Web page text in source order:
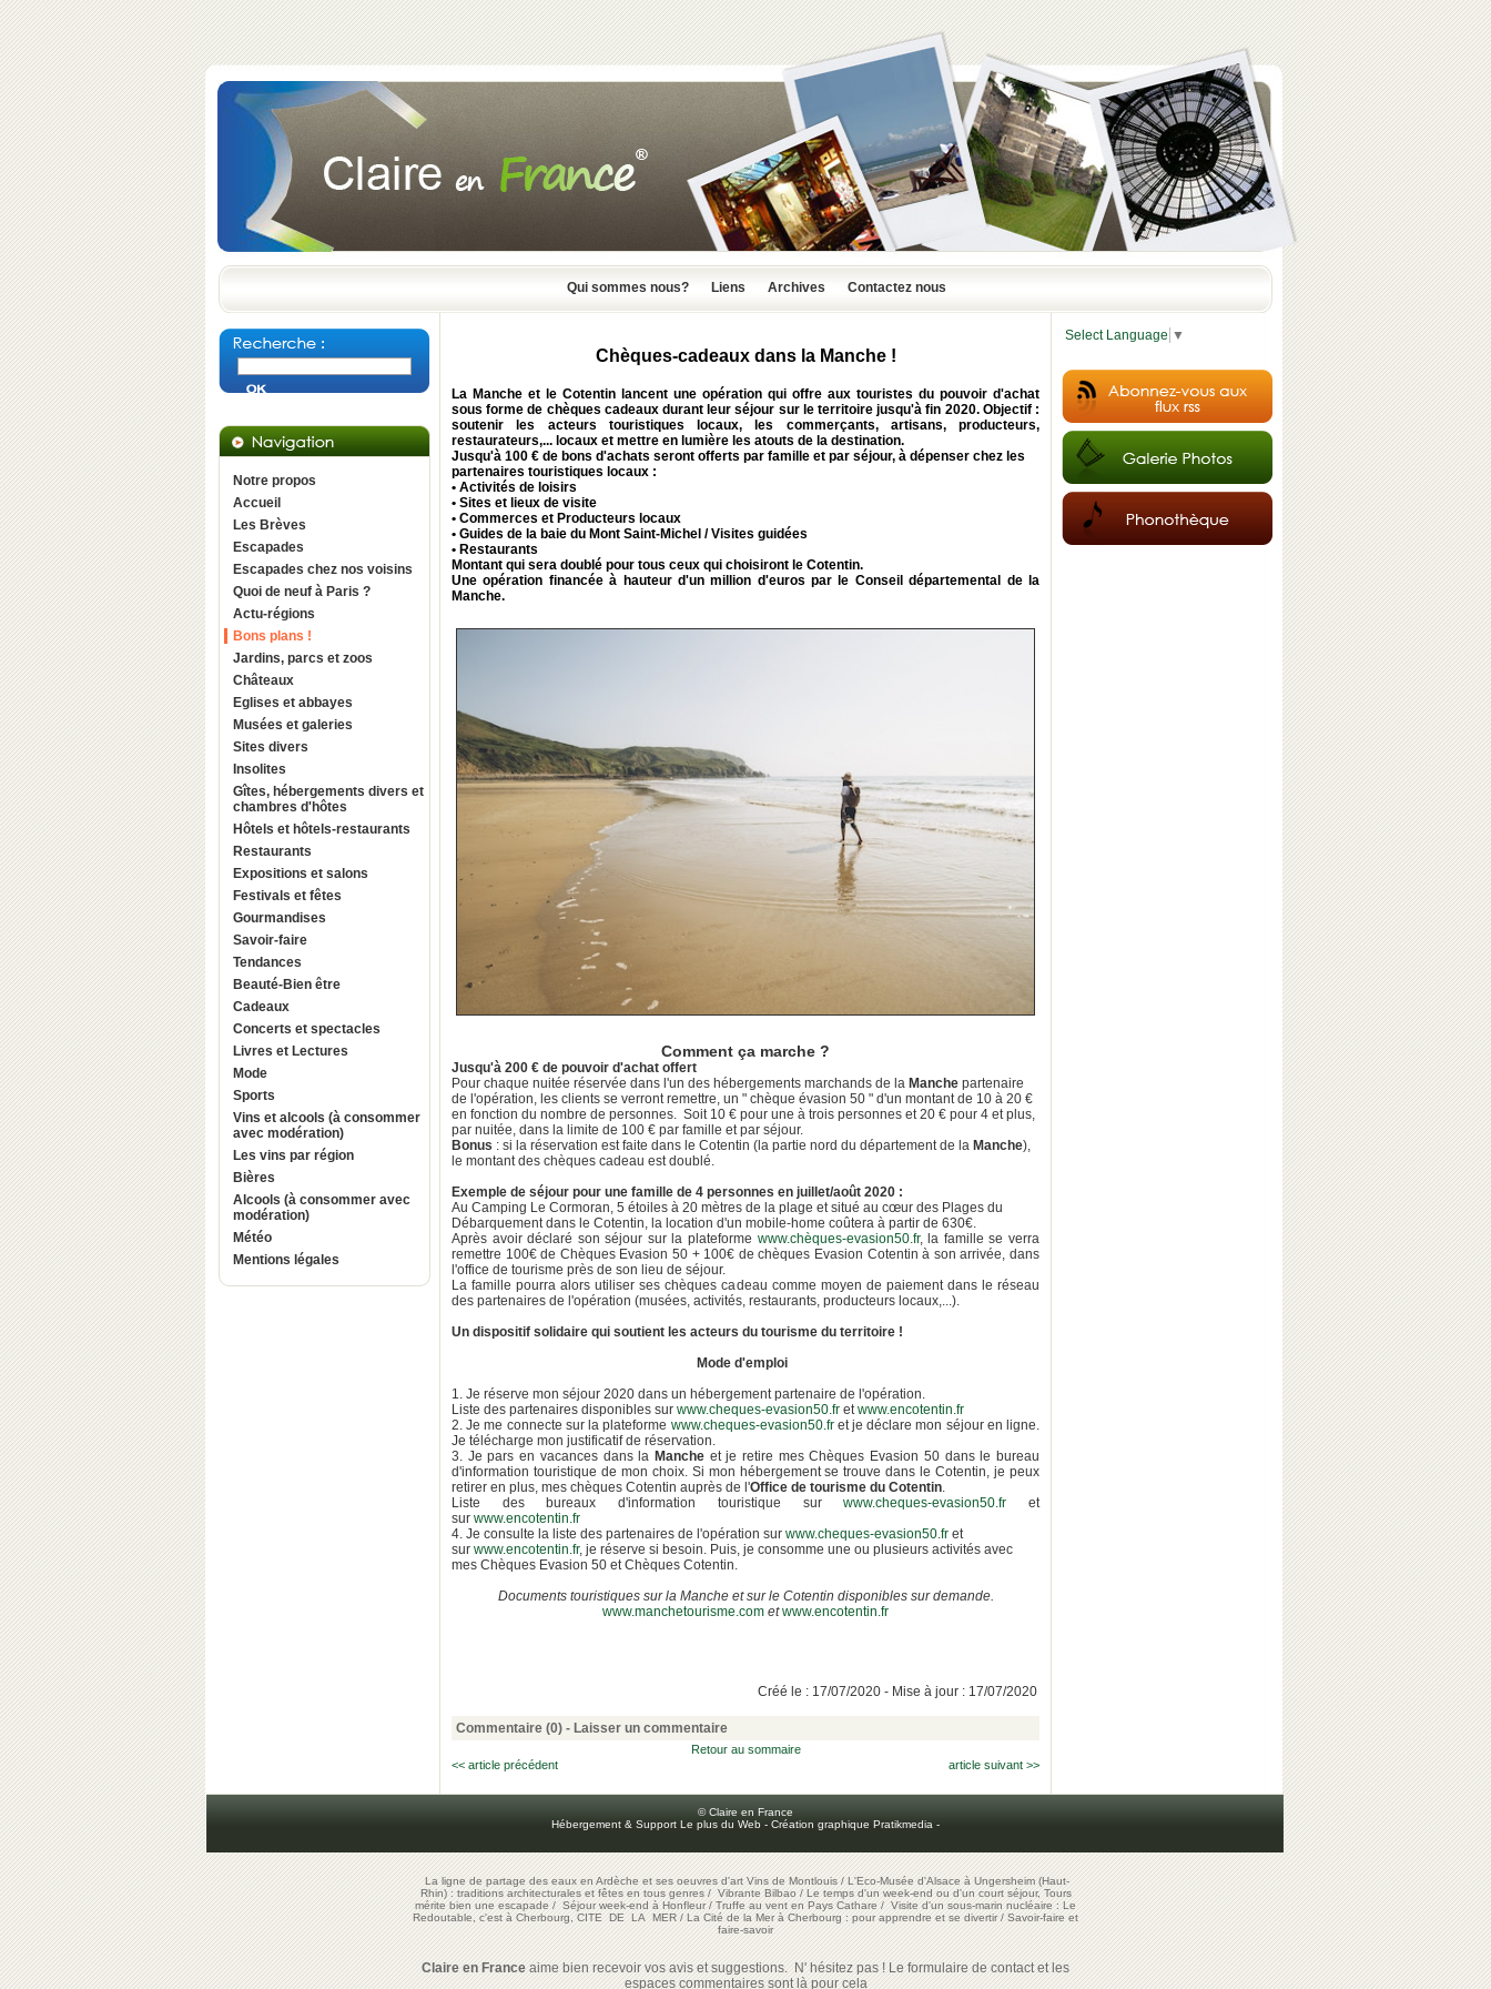
Qui sommes nous? Liens Archives Contactez nous
Notre propos
Accueil
Les Brèves
Escapades
Escapades chez nos voisins
Quoi de neuf à Paris ?
Actu-régions
Bons plans !
Jardins, parcs et zoos
Châteaux
Eglises et abbayes
Musées et galeries
Sites divers
Insolites
Gîtes, hébergements divers et
chambres d'hôtes
Hôtels et hôtels-restaurants
Restaurants
Expositions et salons
Festivals et fêtes
Gourmandises
Savoir-faire
Tendances
Beauté-Bien être
Cadeaux
Concerts et spectacles
Livres et Lectures
Mode
Sports
Vins et alcools (à consommer
avec modération)
Les vins par région
Bières
Alcools (à consommer avec
modération)
Météo
Mentions légales
Chèques-cadeaux dans la Manche !
La Manche et le Cotentin lancent une opération qui offre aux touristes du pouvoir d'achat
sous forme de chèques cadeaux durant leur séjour sur le territoire jusqu'à fin 2020. Objectif :
soutenir les acteurs touristiques locaux, les commerçants, artisans, producteurs,
restaurateurs,... locaux et mettre en lumière les atouts de la destination.
Jusqu'à 100 € de bons d'achats seront offerts par famille et par séjour, à dépenser chez les
partenaires touristiques locaux :
• Activités de loisirs
• Sites et lieux de visite
• Commerces et Producteurs locaux
• Guides de la baie du Mont Saint-Michel / Visites guidées
• Restaurants
Montant qui sera doublé pour tous ceux qui choisiront le Cotentin.
Une opération financée à hauteur d'un million d'euros par le Conseil départemental de la
Manche.
Comment ça marche ?
Jusqu'à 200 € de pouvoir d'achat offert
Pour chaque nuitée réservée dans l'un des hébergements marchands de la Manche partenaire
de l'opération, les clients se verront remettre, un " chèque évasion 50 " d'un montant de 10 à 20 €
en fonction du nombre de personnes. Soit 10 € pour une à trois personnes et 20 € pour 4 et plus,
par nuitée, dans la limite de 100 € par famille et par séjour.
Bonus : si la réservation est faite dans le Cotentin (la partie nord du département de la Manche),
le montant des chèques cadeau est doublé.
Exemple de séjour pour une famille de 4 personnes en juillet/août 2020 :
Au Camping Le Cormoran, 5 étoiles à 20 mètres de la plage et situé au cœur des Plages du
Débarquement dans le Cotentin, la location d'un mobile-home coûtera à partir de 630€.
Après avoir déclaré son séjour sur la plateforme www.chèques-evasion50.fr, la famille se verra
remettre 100€ de Chèques Evasion 50 + 100€ de chèques Evasion Cotentin à son arrivée, dans
l'office de tourisme près de son lieu de séjour.
La famille pourra alors utiliser ses chèques cadeau comme moyen de paiement dans le réseau
des partenaires de l'opération (musées, activités, restaurants, producteurs locaux,...).
Un dispositif solidaire qui soutient les acteurs du tourisme du territoire !
Mode d'emploi
1. Je réserve mon séjour 2020 dans un hébergement partenaire de l'opération.
Liste des partenaires disponibles sur www.cheques-evasion50.fr etwww.encotentin.fr
2. Je me connecte sur la plateforme www.cheques-evasion50.fret je déclare mon séjour en ligne.
Je télécharge mon justificatif de réservation.
3. Je pars en vacances dans la Mancheet je retire mes Chèques Evasion 50 dans le bureau
d'information touristique de mon choix. Si mon hébergement se trouve dans le Cotentin, je peux
retirer en plus, mes chèques Cotentin auprès de l'Office de tourisme du Cotentin.
Liste des bureaux d'information touristique surwww.cheques-evasion50.fr et
sur www.encotentin.fr
4. Je consulte la liste des partenaires de l'opération sur www.cheques-evasion50.fr et
sur www.encotentin.fr, je réserve si besoin. Puis, je consomme une ou plusieurs activités avec
mes Chèques Evasion 50 et Chèques Cotentin.
Documents touristiques sur la Manche et sur le Cotentin disponibles sur demande.
www.manchetourisme.com etwww.encotentin.fr
Créé le : 17/07/2020 - Mise à jour : 17/07/2020
Commentaire (0) - Laisser un commentaire
Retour au sommaire
article suivant >>
<< article précédent
Select Language ▼
© Claire en France
Hébergement & Support Le plus du Web - Création graphique Pratikmedia -
La ligne de partage des eaux en Ardèche et ses oeuvres d'art Vins de Montlouis/L'Eco-Musée d'Alsace à Ungersheim (Haut-
Rhin) : traditions architecturales et fêtes en tous genres/Vibrante Bilbao/Le temps d'un week-end ou d'un court séjour, Tours
mérite bien une escapade/Séjour week-end à Honfleur/Truffe au vent en Pays Cathare/Visite d'un sous-marin nucléaire : Le
Redoutable, c'est à Cherbourg, CITE DE LA MER/La Cité de la Mer à Cherbourg : pour apprendre et se divertir/Savoir-faire et
faire-savoir
Claire en Franceaime bien recevoir vos avis et suggestions. N' hésitez pas ! Le formulaire de contact et les
espaces commentaires sont là pour cela